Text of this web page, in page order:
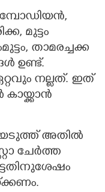
മുട്ടം
താമരച്ചക്ക
ഉണ്ട്.
നല്ലത്. ഇത്
അതിൽ
ചേർത്ത